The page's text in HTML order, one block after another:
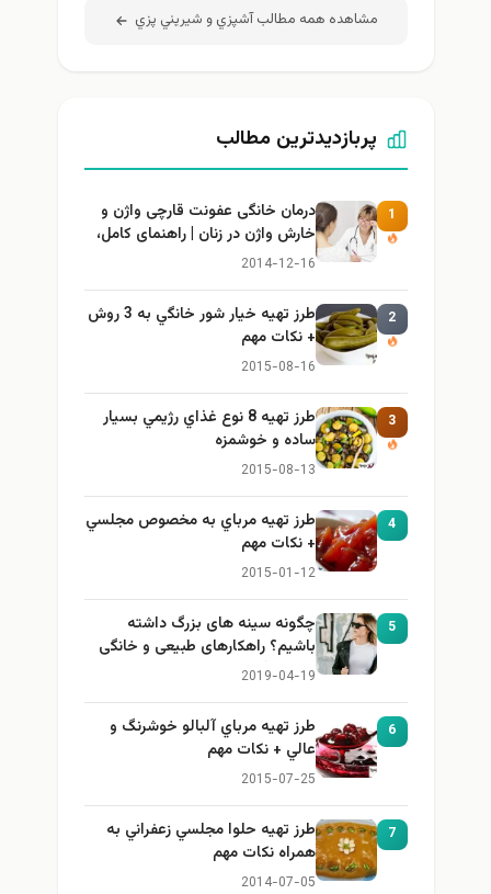
مشاهده همه مطالب آشپزي و شيريني پزي
پربازدیدترین مطالب
1
درمان خانگی عفونت قارچی واژن و
خارش واژن در زنان | راهنمای کامل،
ایمن و کاربردی
2014-12-16
2
طرز تهيه خیار شور خانگي به 3 روش
+ نكات مهم
2015-08-16
3
طرز تهيه 8 نوع غذاي رژيمي بسيار
ساده و خوشمزه
2015-08-13
4
طرز تهيه مرباي به مخصوص مجلسي
+ نكات مهم
2015-01-12
5
چگونه سینه های بزرگ داشته
باشیم؟ راهکارهای طبیعی و خانگی
برای بزرگ کردن سینه
2019-04-19
6
طرز تهيه مرباي آلبالو خوشرنگ و
عالي + نكات مهم
2015-07-25
7
طرز تهيه حلوا مجلسي زعفراني به
همراه نكات مهم
2014-07-05